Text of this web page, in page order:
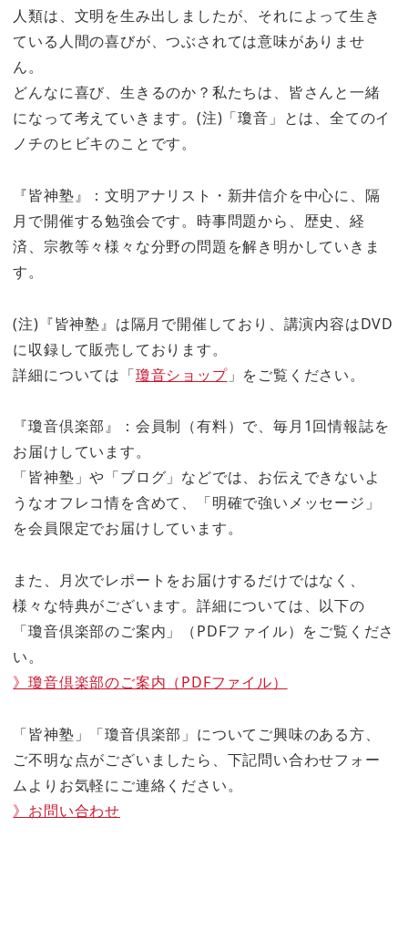
人類は、文明を生み出しましたが、それによって生き
ている人間の喜びが、つぶされては意味がありませ
ん。
どんなに喜び、生きるのか？私たちは、皆さんと一緒
になって考えていきます。(注)「瓊音」とは、全てのイ
ノチのヒビキのことです。
『皆神塾』：文明アナリスト・新井信介を中心に、隔
月で開催する勉強会です。時事問題から、歴史、経
済、宗教等々様々な分野の問題を解き明かしていきま
す。
(注)『皆神塾』は隔月で開催しており、講演内容はDVD
に収録して販売しております。
詳細については「瓊音ショップ」をご覧ください。
『瓊音倶楽部』：会員制（有料）で、毎月1回情報誌を
お届けしています。
「皆神塾」や「ブログ」などでは、お伝えできないよ
うなオフレコ情を含めて、「明確で強いメッセージ」
を会員限定でお届けしています。
また、月次でレポートをお届けするだけではなく、
様々な特典がございます。詳細については、以下の
「瓊音倶楽部のご案内」（PDFファイル）をご覧くださ
い。
》瓊音倶楽部のご案内（PDFファイル）
「皆神塾」「瓊音倶楽部」についてご興味のある方、
ご不明な点がございましたら、下記問い合わせフォー
ムよりお気軽にご連絡ください。
》お問い合わせ